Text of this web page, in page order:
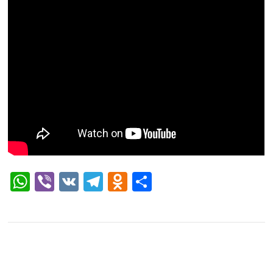
WhatsApp
Viber
VK Telegram
Odnoklassniki